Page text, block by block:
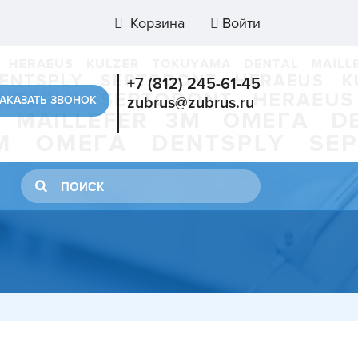
Корзина Войти
ЗВОНОК
+7 (812) 245-61-45
zubrus@zubrus.ru